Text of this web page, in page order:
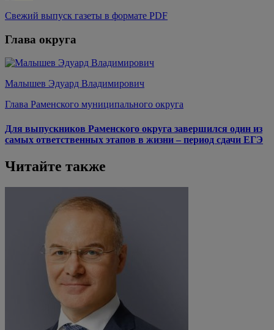
Свежий выпуск газеты в формате PDF
Глава округа
Малышев Эдуард Владимирович
Глава Раменского муниципального округа
Для выпускников Раменского округа завершился один из
самых ответственных этапов в жизни – период сдачи ЕГЭ
Читайте также